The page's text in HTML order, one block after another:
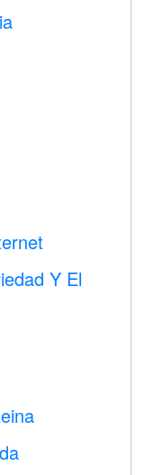
Y El